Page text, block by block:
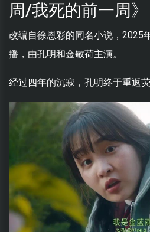
周/我死的前一周》
改编自徐恩彩的同名小说，2025
播，由孔明和金敏荷主演。
经过四年的沉寂，孔明终于重返荧